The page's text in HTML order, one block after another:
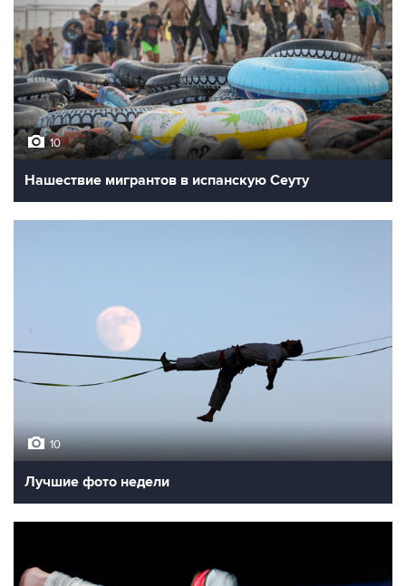
10
Нашествие мигрантов в испанскую Сеуту
10
Лучшие фото недели